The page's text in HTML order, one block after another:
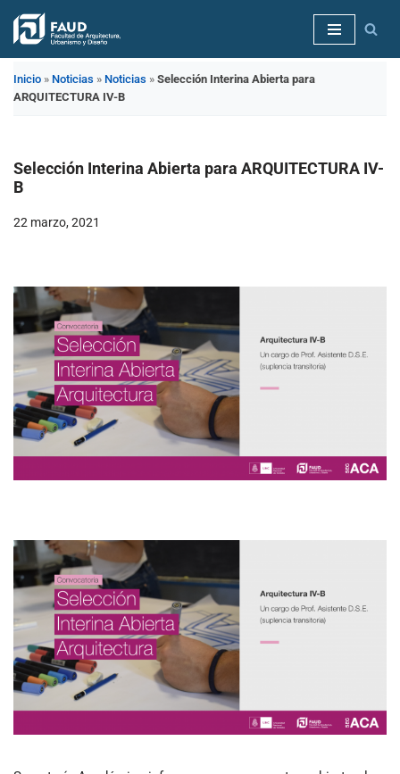
Saltar
contenido
Inicio » Noticias » Noticias » Selección Interina Abierta para
ARQUITECTURA IV-B
Selección Interina Abierta para ARQUITECTURA IV-
B
22 marzo, 2021